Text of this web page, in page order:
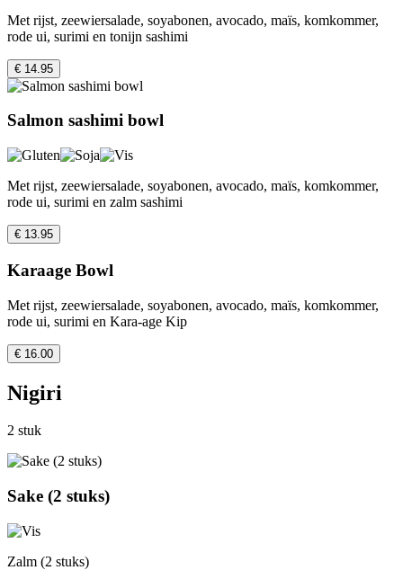
Met rijst, zeewiersalade, soyabonen, avocado, maïs, komkommer,
rode ui, surimi en tonijn sashimi
€ 14.95
Salmon sashimi bowl
Met rijst, zeewiersalade, soyabonen, avocado, maïs, komkommer,
rode ui, surimi en zalm sashimi
€ 13.95
Karaage Bowl
Met rijst, zeewiersalade, soyabonen, avocado, maïs, komkommer,
rode ui, surimi en Kara-age Kip
€ 16.00
Nigiri
2 stuk
Sake (2 stuks)
Zalm (2 stuks)